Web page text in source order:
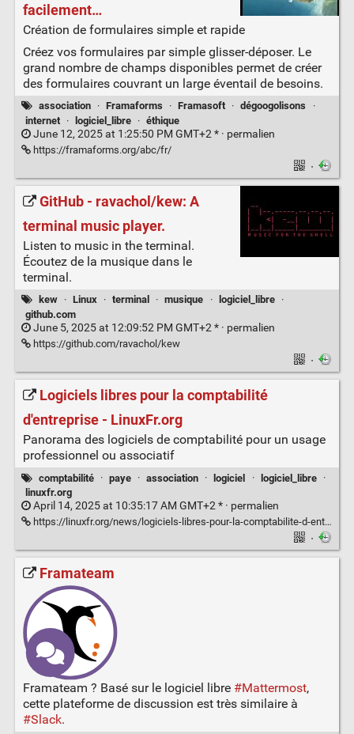
facilement…
Création de formulaires simple et rapide
Créez vos formulaires par simple glisser-déposer. Le
grand nombre de champs disponibles permet de créer
des formulaires couvrant un large éventail de besoins.
association · Framaforms · Framasoft · dégoogolisons
·
internet
· logiciel_libre · éthique
June 12, 2025 at 1:25:50 PM GMT+2 * · permalien
https://framaforms.org/abc/fr/
·
GitHub - ravachol/kew: A
terminal music player.
Listen to music in the terminal.
Écoutez de la musique dans le
terminal.
kew · Linux · terminal · musique · logiciel_libre
·
github.com
June 5, 2025 at 12:09:52 PM GMT+2 * · permalien
https://github.com/ravachol/kew
·
Logiciels libres pour la comptabilité
d'entreprise - LinuxFr.org
Panorama des logiciels de comptabilité pour un usage
professionnel ou associatif
comptabilité · paye · association · logiciel · logiciel_libre
·
linuxfr.org
April 14, 2025 at 10:35:17 AM GMT+2 * · permalien
https://linuxfr.org/news/logiciels-libres-pour-la-comptabilite-d-entreprise
·
Framateam
Framateam ? Basé sur le logiciel libre #Mattermost,
cette plateforme de discussion est très similaire à
#Slack.